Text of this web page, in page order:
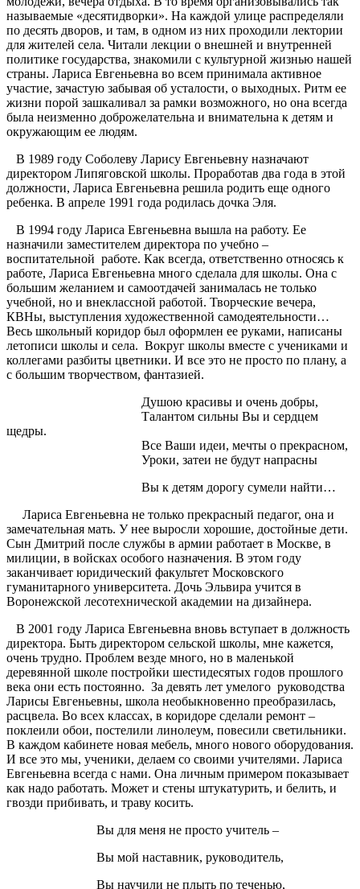
называемые «десятидворки». На каждой улице распределяли
по десять дворов, и там, в одном из них проходили лектории
для жителей села. Читали лекции о внешней и внутренней
политике государства, знакомили с культурной жизнью нашей
страны. Лариса Евгеньевна во всем принимала активное
участие, зачастую забывая об усталости, о выходных. Ритм ее
жизни порой зашкаливал за рамки возможного, но она всегда
была неизменно доброжелательна и внимательна к детям и
окружающим ее людям.
В 1989 году Соболеву Ларису Евгеньевну назначают
директором Липяговской школы. Проработав два года в этой
должности, Лариса Евгеньевна решила родить еще одного
ребенка. В апреле 1991 года родилась дочка Эля.
В 1994 году Лариса Евгеньевна вышла на работу. Ее
назначили заместителем директора по учебно –
воспитательной работе. Как всегда, ответственно относясь к
работе, Лариса Евгеньевна много сделала для школы. Она с
большим желанием и самоотдачей занималась не только
учебной, но и внеклассной работой. Творческие вечера,
КВНы, выступления художественной самодеятельности…
Весь школьный коридор был оформлен ее руками, написаны
летописи школы и села. Вокруг школы вместе с учениками и
коллегами разбиты цветники. И все это не просто по плану, а
с большим творчеством, фантазией.
Душою красивы и очень добры,
Талантом сильны Вы и сердцем
щедры.
Все Ваши идеи, мечты о прекрасном,
Уроки, затеи не будут напрасны
Вы к детям дорогу сумели найти…
Лариса Евгеньевна не только прекрасный педагог, она и
замечательная мать. У нее выросли хорошие, достойные дети.
Сын Дмитрий после службы в армии работает в Москве, в
милиции, в войсках особого назначения. В этом году
заканчивает юридический факультет Московского
гуманитарного университета. Дочь Эльвира учится в
Воронежской лесотехнической академии на дизайнера.
В 2001 году Лариса Евгеньевна вновь вступает в должность
директора. Быть директором сельской школы, мне кажется,
очень трудно. Проблем везде много, но в маленькой
деревянной школе постройки шестидесятых годов прошлого
века они есть постоянно. За девять лет умелого руководства
Ларисы Евгеньевны, школа необыкновенно преобразилась,
расцвела. Во всех классах, в коридоре сделали ремонт –
поклеили обои, постелили линолеум, повесили светильники.
В каждом кабинете новая мебель, много нового оборудования.
И все это мы, ученики, делаем со своими учителями. Лариса
Евгеньевна всегда с нами. Она личным примером показывает
как надо работать. Может и стены штукатурить, и белить, и
гвозди прибивать, и траву косить.
Вы для меня не просто учитель –
Вы мой наставник, руководитель,
Вы научили не плыть по теченью,